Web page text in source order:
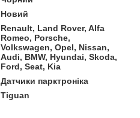
Новий
Renault, Land Rover, Alfa
Romeo, Porsche,
Volkswagen, Opel, Nissan,
Audi, BMW, Hyundai, Skoda,
Ford, Seat, Kia
Датчики парктроніка
Tiguan